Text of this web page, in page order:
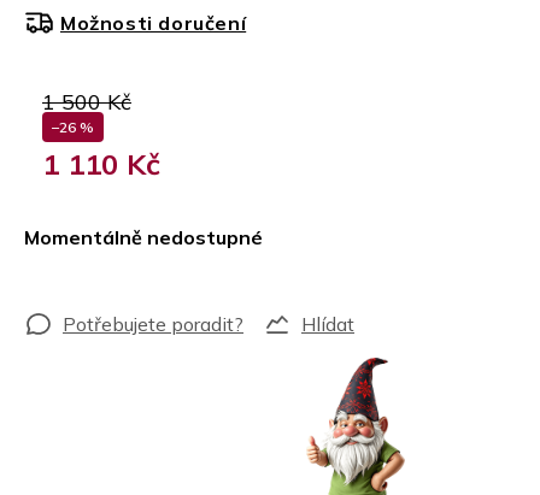
1 500 Kč
–26 %
1 110 Kč
Momentálně nedostupné
Možnosti doručení
Hlídat